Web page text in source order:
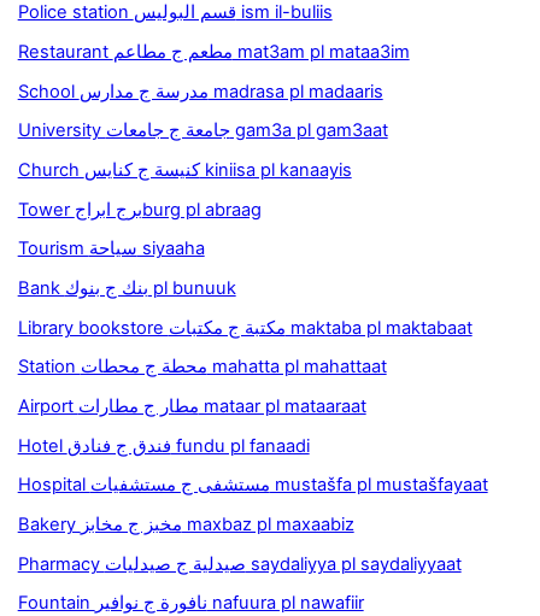
Police station قسم البوليس ism il-buliis
Restaurant مطعم ج مطاعم mat3am pl mataa3im
School مدرسة ج مدارس madrasa pl madaaris
University جامعة ج جامعات gam3a pl gam3aat
Church كنيسة ج كنايس kiniisa pl kanaayis
Tower برج ابراجburg pl abraag
Tourism سياحة siyaaha
Bank بنك ج بنوك pl bunuuk
Library bookstore مكتبة ج مكتبات maktaba pl maktabaat
Station محطة ج محطات mahatta pl mahattaat
Airport مطار ج مطارات mataar pl mataaraat
Hotel فندق ج فنادق fundu pl fanaadi
Hospital مستشفى ج مستشفيات mustašfa pl mustašfayaat
Bakery مخبز ج مخابز maxbaz pl maxaabiz
Pharmacy صيدلية ج صيدليات saydaliyya pl saydaliyyaat
Fountain نافورة ج نوافير nafuura pl nawafiir